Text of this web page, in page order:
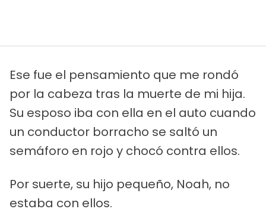
Ese fue el pensamiento que me rondó
por la cabeza tras la muerte de mi hija.
Su esposo iba con ella en el auto cuando
un conductor borracho se saltó un
semáforo en rojo y chocó contra ellos.
Por suerte, su hijo pequeño, Noah, no
estaba con ellos.